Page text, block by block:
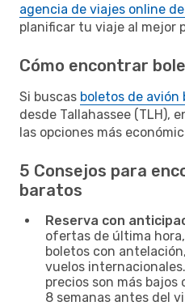
agencia de viajes online
planificar tu viaje al mejor
Cómo encontrar
Si buscas boletos de avión
desde Tallahassee (TLH),
las opciones más
5 Consejos para
baratos
Reserva con
ofertas de última
boletos con
vuelos
precios son más
8 semanas antes del